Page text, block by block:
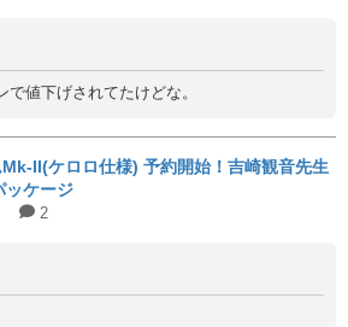
で値下げされてたけどな。
II(ケロロ仕様) 予約開始！吉崎観音先生
ッケージ
2